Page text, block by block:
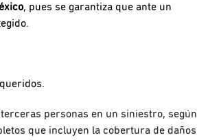
, pues se garantiza que ante un
personas en un siniestro, según
que incluyen la cobertura de daños